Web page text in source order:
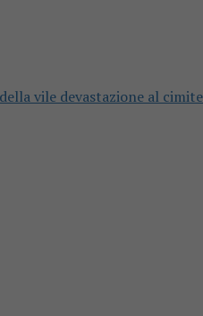
vile devastazione al